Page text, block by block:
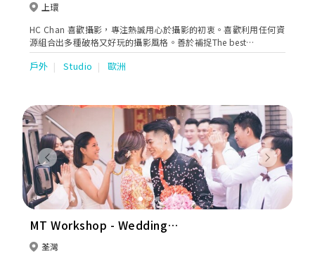
上環
HC Chan 喜歡攝影，專注熱誠用心於攝影的初衷。喜歡利用任何資
源組合出多種破格又好玩的攝影風格。善於補捉The best
moment，為每位客人留住難忘最珍貴的一𣊬間。透過攝影把真實
和美感和諧地展現出來，希望透過照片表現出當中的故事及意義。
影，婚紗租賃，過大禮，婚禮攝錄等等相關服務。
戶外 Studio 歐洲
Previous Next
MT Workshop - Wedding
Photographer 婚禮攝影
荃灣